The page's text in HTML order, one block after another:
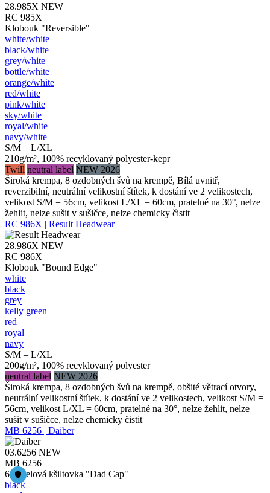
28.985X NEW
RC 985X
Klobouk "Reversible"
white/​white
black/​white
grey/​white
bottle/​white
orange/​white
red/​white
pink/​white
sky/​white
royal/​white
navy/​white
S/M – L/XL
210g/m², 100% recyklovaný polyester-kepr
Twill neutral label NEW 2026
Široká krempa, 8 ozdobných švů na krempě, Bílá uvnitř,
reverzibilní, neutrální velikostní štítek, k dostání ve 2 velikostech,
velikost S/M = 56cm, velikost L/XL = 60cm, pratelné na 30°, nelze
žehlit, nelze sušit v sušičce, nelze chemicky čistit
RC 986X | Result Headwear
28.986X NEW
RC 986X
Klobouk "Bound Edge"
white
black
grey
kelly green
red
royal
navy
S/M – L/XL
200g/m², 100% recyklovaný polyester
neutral label NEW 2026
Široká krempa, 8 ozdobných švů na krempě, obšité větrací otvory,
neutrální velikostní štítek, k dostání ve 2 velikostech, velikost S/M =
56cm, velikost L/XL = 60cm, pratelné na 30°, nelze žehlit, nelze
sušit v sušičce, nelze chemicky čistit
MB 6256 | Daiber
03.6256 NEW
MB 6256
6 panelová kšiltovka "Dad Cap"
black